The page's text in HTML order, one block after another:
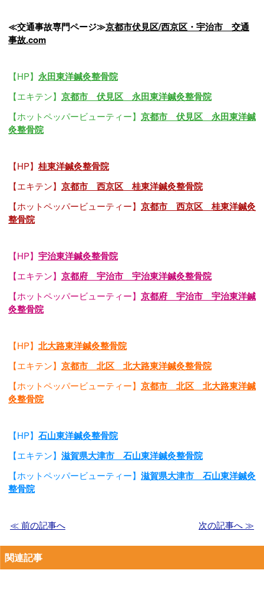
≪交通事故専門ページ≫京都市伏見区/西京区・宇治市 交通
事故.com
【HP】 永田東洋鍼灸整骨院
【エキテン】 京都市 伏見区 永田東洋鍼灸整骨院
【ホットペッパービューティー】 京都市 伏見区 永田東洋鍼
灸整骨院
【HP】 桂東洋鍼灸整骨院
【エキテン】 京都市 西京区 桂東洋鍼灸整骨院
【ホットペッパービューティー】 京都市 西京区 桂東洋鍼灸
整骨院
【HP】 宇治東洋鍼灸整骨院
【エキテン】 京都府 宇治市 宇治東洋鍼灸整骨院
【ホットペッパービューティー】 京都府 宇治市 宇治東洋鍼
灸整骨院
【HP】 北大路東洋鍼灸整骨院
【エキテン】 京都市 北区 北大路東洋鍼灸整骨院
【ホットペッパービューティー】 京都市 北区 北大路東洋鍼
灸整骨院
【HP】 石山東洋鍼灸整骨院
【エキテン】 滋賀県大津市 石山東洋鍼灸整骨院
【ホットペッパービューティー】 滋賀県大津市 石山東洋鍼灸
整骨院
≪ 前の記事へ 次の記事へ ≫
関連記事